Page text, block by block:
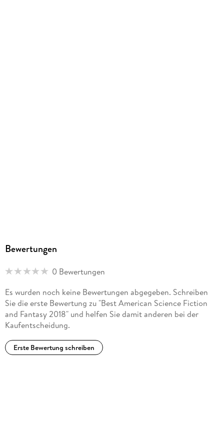
Bewertungen
0 Bewertungen
Es wurden noch keine Bewertungen abgegeben. Schreiben
Sie die erste Bewertung zu "Best American Science Fiction
and Fantasy 2018" und helfen Sie damit anderen bei der
Kaufentscheidung.
Erste Bewertung schreiben